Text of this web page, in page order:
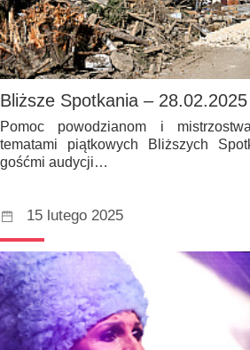
Bliższe Spotkania – 28.02.2025
Pomoc powodzianom i
tematami piątkowych Bliższych
gośćmi audycji…
15 lutego 2025